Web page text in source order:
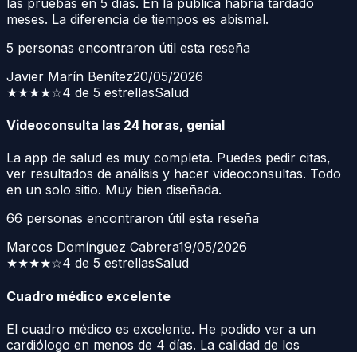
meses. La diferencia de tiempos es abismal.
5 personas encontraron útil esta reseña
Javier Marín Benítez20/05/2026
★★★★☆4 de 5 estrellasSalud
Videoconsulta las 24 horas, genial
La app de salud es muy completa. Puedes pedir citas,
ver resultados de análisis y hacer videoconsultas. Todo
en un solo sitio. Muy bien diseñada.
66 personas encontraron útil esta reseña
Marcos Domínguez Cabrera19/05/2026
★★★★☆4 de 5 estrellasSalud
Cuadro médico excelente
El cuadro médico es excelente. He podido ver a un
cardiólogo en menos de 4 días. La calidad de los